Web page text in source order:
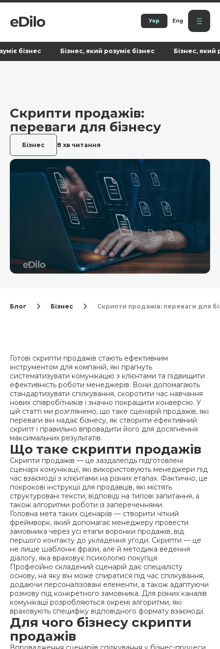
Укр Eng
Бізнес, який розуміє бізнес Бізнес, який
Скрипти продажів:
переваги для бізнесу
Бізнес 8 хв читання
Блог Бізнес Скрипти продажів: переваги для
Готові скрипти продажів стають ефективним
інструментом для компаній, які прагнуть
систематизувати комунікацію з клієнтами та підвищити
ефективність роботи менеджерів. Вони допомагають
стандартизувати спілкування, скоротити час навчання
нових співробітників і значно покращити конверсію. У
цій статті ми розглянемо, що таке сценарій продажів, які
переваги він надає бізнесу, як створити ефективний
скрипт і правильно впровадити його для досягнення
максимальних результатів.
Що таке скрипти продажів
Скрипти продажів — це заздалегідь підготовлені
сценарії комунікації, які використовують менеджери під
час взаємодії з клієнтами на різних етапах. Фактично, це
покрокові інструкції для продавців, які містять
структуровані тексти, відповіді на типові запитання, а
також алгоритми роботи із запереченнями.
Головна мета таких сценаріїв — створити чіткий
фреймворк, який допомагає менеджеру провести
замовника через усі етапи воронки продажів, від
першого контакту до укладення угоди. Скрипти — це
не лише шаблонні фрази, але й методика ведення
діалогу, яка враховує психологію покупця.
Професійно складений сценарій дає спеціалісту
основу, на яку він може спиратися під час спілкування,
додаючи персоналізовані елементи, а також адаптуючи
розмову під конкретного замовника. Для різних каналів
комунікації розробляються окремі алгоритми, які
враховують специфіку відповідного формату взаємодії.
Для чого бізнесу скрипти
продажів